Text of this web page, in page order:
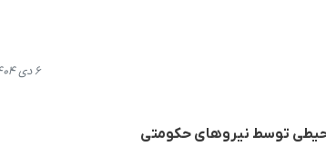
۶ دی ۱۴۰۴، ۲۱:۲۰
توسط نیروهای حکومتی